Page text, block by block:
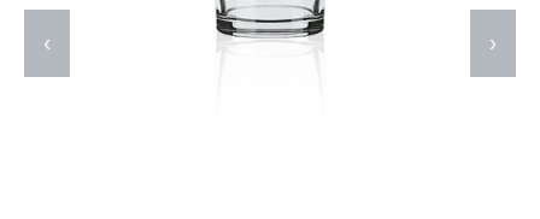
‹ ›